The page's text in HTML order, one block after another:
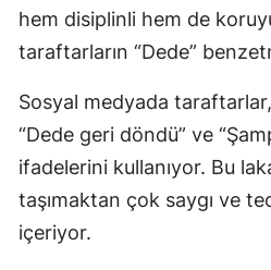
hem disiplinli hem de
taraftarların “Dede”
Sosyal medyada taraftarlar,
“Dede geri döndü” ve
ifadelerini kullanıyor. Bu
taşımaktan çok saygı ve
içeriyor.